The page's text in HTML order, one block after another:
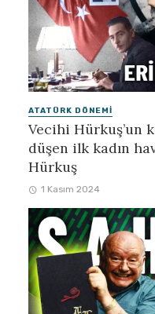
ATATÜRK DÖNEMI
Vecihi Hürkuş’un
düşen ilk kadın
Hürkuş
1 Kasım 2024